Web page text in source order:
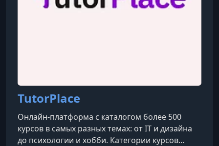
TutorPlace
Онлайн-платформа с каталогом более 500
курсов в самых разных темах: от IT и дизайна
до психологии и хобби. Категории курсов